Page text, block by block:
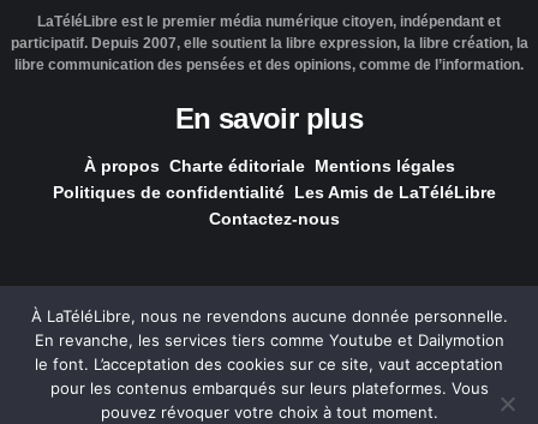
LaTéléLibre est le premier média numérique citoyen, indépendant et
participatif. Depuis 2007, elle soutient la libre expression, la libre création, la
libre communication des pensées et des opinions, comme de l’information.
En savoir plus
À propos Charte éditoriale Mentions légales
Politiques de confidentialité Les Amis de LaTéléLibre
Contactez-nous
LaTéléLibre.fr, ce site a été réalisé par l'agenceNOUS, Ouvert,
Utile & Simple
À LaTéléLibre, nous ne revendons aucune donnée personnelle.
En revanche, les services tiers comme Youtube et Dailymotion
le font. L’acceptation des cookies sur ce site, vaut acceptation
pour les contenus embarqués sur leurs plateformes. Vous
pouvez révoquer votre choix à tout moment.